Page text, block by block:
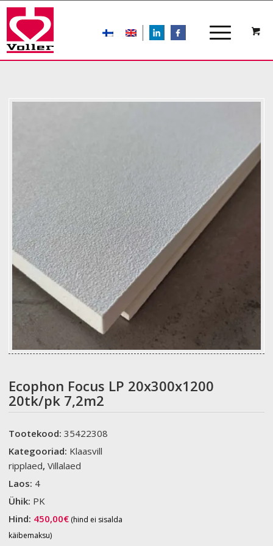
LIn
Ecophon Focus LP 20x300x1200
20tk/pk 7,2m2
Tootekood:35422308
Kategooriad: Klaasvill
ripplaed,Villalaed
Laos: 4
Ühik: PK
Hind: 450,00€ (hind ei sisalda
käibemaksu)